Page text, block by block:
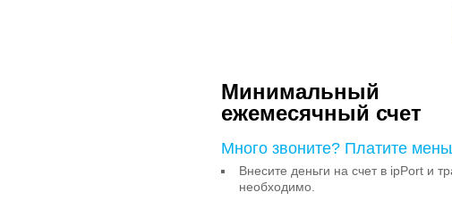
Минимальный
ежемесячный счет
Много звоните? Платите
Внесите деньги на счет в ipPort и
необходимо.